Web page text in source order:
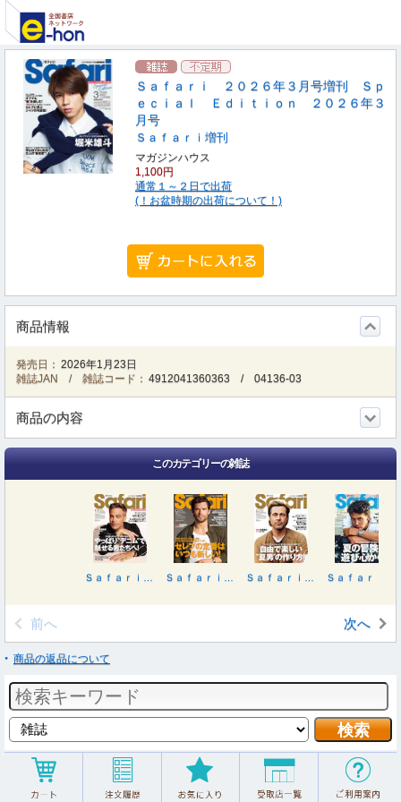
Ｓａｆａｒｉ ２０２６年３月号増刊 Ｓｐ
ｅｃｉａｌ Ｅｄｉｔｉｏｎ ２０２６年３
月号
Ｓａｆａｒｉ増刊
マガジンハウス
1,100円
通常１～２日で出荷
(！お盆時期の出荷について！)
商品情報
発売日： 2026年1月23日
雑誌JAN / 雑誌コード： 4912041360363 /04136-03
商品の内容
このカテゴリーの雑誌
前へ 次へ
商品の返品について